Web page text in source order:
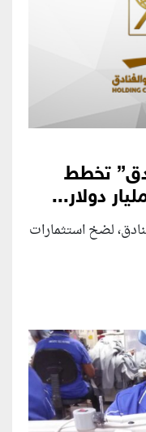
تخطط
دولار...
لضخ استثمارات